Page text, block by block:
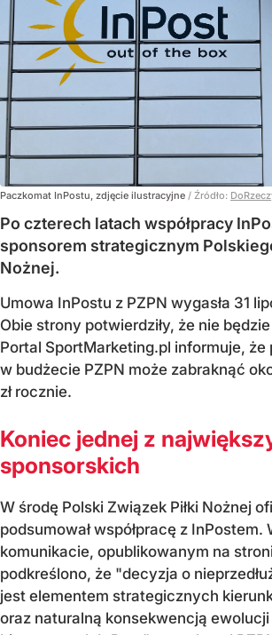
Paczkomat InPostu, zdjęcie ilustracyjne / Źródło:
Po czterech latach współpracy
sponsorem strategicznym
Nożnej.
Umowa InPostu z PZPN wygasła 31
Obie strony potwierdziły, że nie
Portal SportMarketing.pl informuje, że
w budżecie PZPN może zabraknąć
zł rocznie.
Koniec jednej z
sponsorskich
W środę Polski Związek Piłki Nożnej
podsumował współpracę z InPostem.
komunikacie, opublikowanym na
podkreślono, że "decyzja o
jest elementem strategicznych
oraz naturalną konsekwencją